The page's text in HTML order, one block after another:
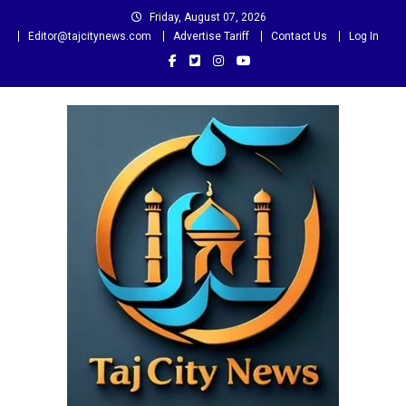
Friday, August 07, 2026
Editor@tajcitynews.com
Advertise Tariff Contact Us Log In